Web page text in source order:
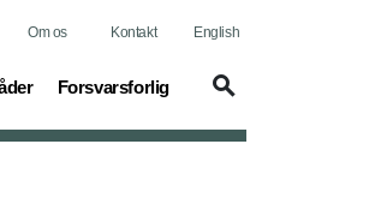
Om os Kontakt English
Forsvarsforlig
(current)